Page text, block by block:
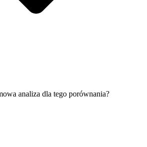
analiza dla tego porównania?